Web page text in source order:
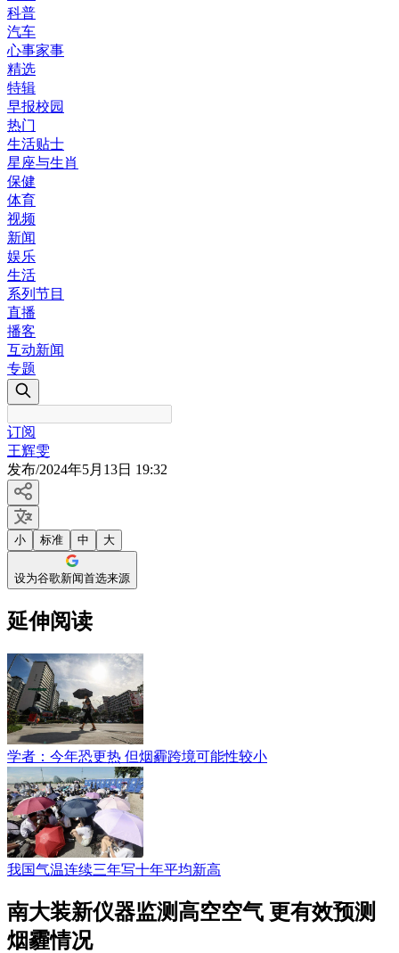
科普
汽车
心事家事
精选
特辑
早报校园
热门
生活贴士
星座与生肖
保健
体育
视频
新闻
娱乐
生活
系列节目
直播
播客
互动新闻
专题
订阅
王辉雯
发布/2024年5月13日 19:32
小 标准 中 大
设为谷歌新闻首选来源
延伸阅读
学者：今年恐更热 但烟霾跨境可能性较小
我国气温连续三年写十年平均新高
南大装新仪器监测高空空气 更有效预测
烟霾情况